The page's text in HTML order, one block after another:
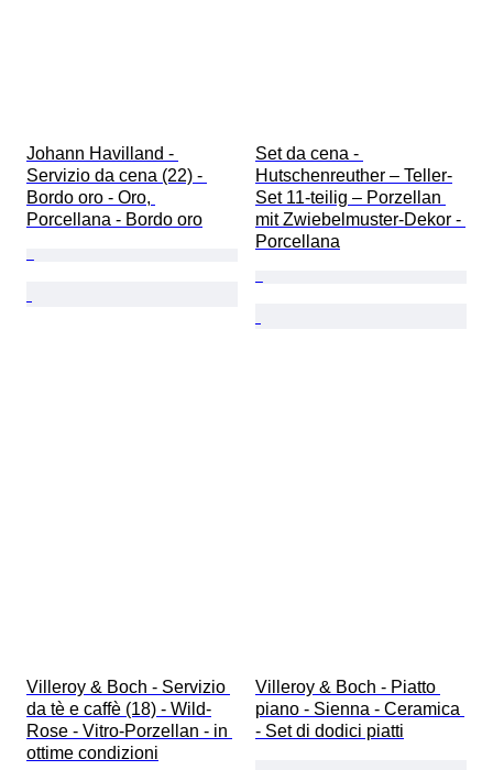
Johann Havilland -
Servizio da cena (22) -
Bordo oro - Oro,
Porcellana - Bordo oro
Set da cena -
Hutschenreuther – Teller-
Set 11-teilig – Porzellan
mit Zwiebelmuster-Dekor -
Porcellana
Villeroy & Boch - Servizio
da tè e caffè (18) - Wild-
Rose - Vitro-Porzellan - in
ottime condizioni
Villeroy & Boch - Piatto
piano - Sienna - Ceramica
- Set di dodici piatti